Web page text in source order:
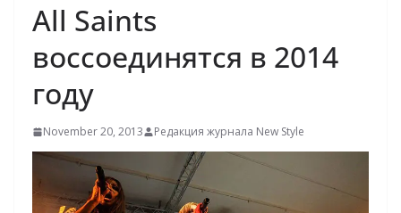
All Saints
воссоединятся в 2014
году
November 20, 2013 Редакция журнала New Style